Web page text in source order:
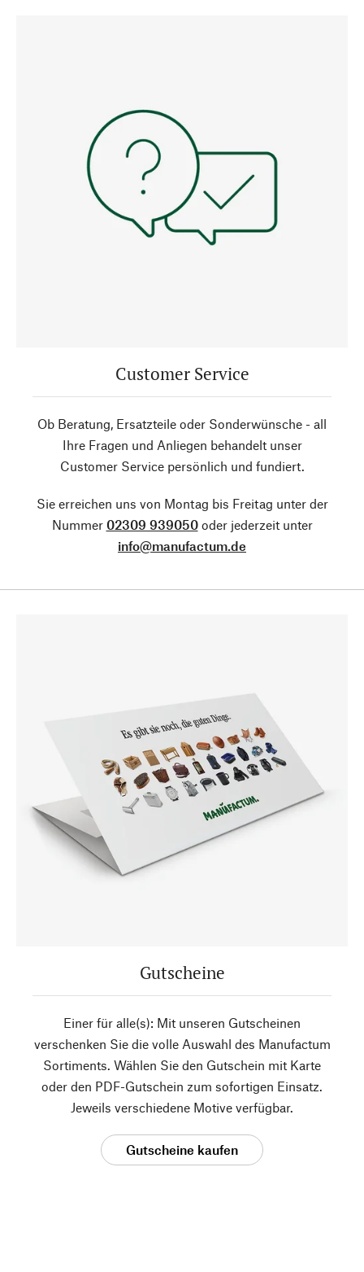
Customer Service
Ob Beratung, Ersatzteile oder Sonderwünsche - all
Ihre Fragen und Anliegen behandelt unser
Customer Service persönlich und fundiert.
Sie erreichen uns von Montag bis Freitag unter der
Nummer 02309 939050oder jederzeit unter
info@manufactum.de
Gutscheine
Einer für alle(s): Mit unseren Gutscheinen
verschenken Sie die volle Auswahl des Manufactum
Sortiments. Wählen Sie den Gutschein mit Karte
oder den PDF-Gutschein zum sofortigen Einsatz.
Jeweils verschiedene Motive verfügbar.
Gutscheine kaufen